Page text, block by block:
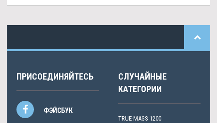
ПРИСОЕДИНЯЙТЕСЬ
ФЭЙСБУК
СЛУЧАЙНЫЕ
КАТЕГОРИИ
TRUE-MASS 1200